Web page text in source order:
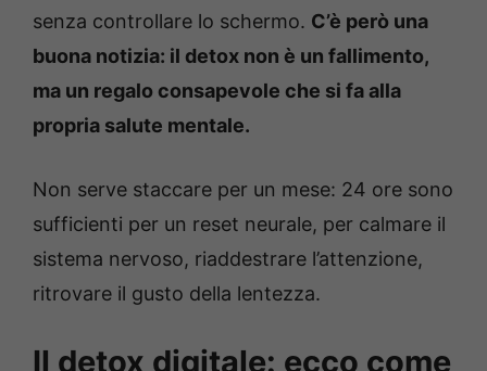
senza controllare lo schermo. C’è però una
buona notizia: il detox non è un fallimento,
ma un regalo consapevole che si fa alla
propria salute mentale.
Non serve staccare per un mese: 24 ore sono
sufficienti per un reset neurale, per calmare il
sistema nervoso, riaddestrare l’attenzione,
ritrovare il gusto della lentezza.
Il detox digitale: ecco come